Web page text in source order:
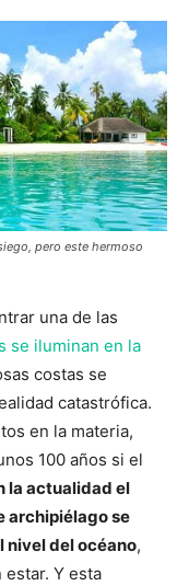
pero este hermoso
una de las
se iluminan en la
costas se
catastrófica.
en la materia,
100 años si el
la actualidad el
archipiélago se
nivel del océano,
Y esta